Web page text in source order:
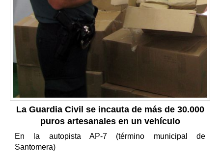
La Guardia Civil se incauta de más de 30.000
puros artesanales en un vehículo
En la autopista AP-7 (término municipal de
Santomera)